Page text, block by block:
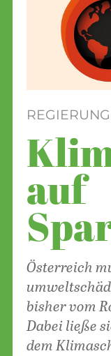
auf
Österreich
bisher vom
Dabei ließe
dem